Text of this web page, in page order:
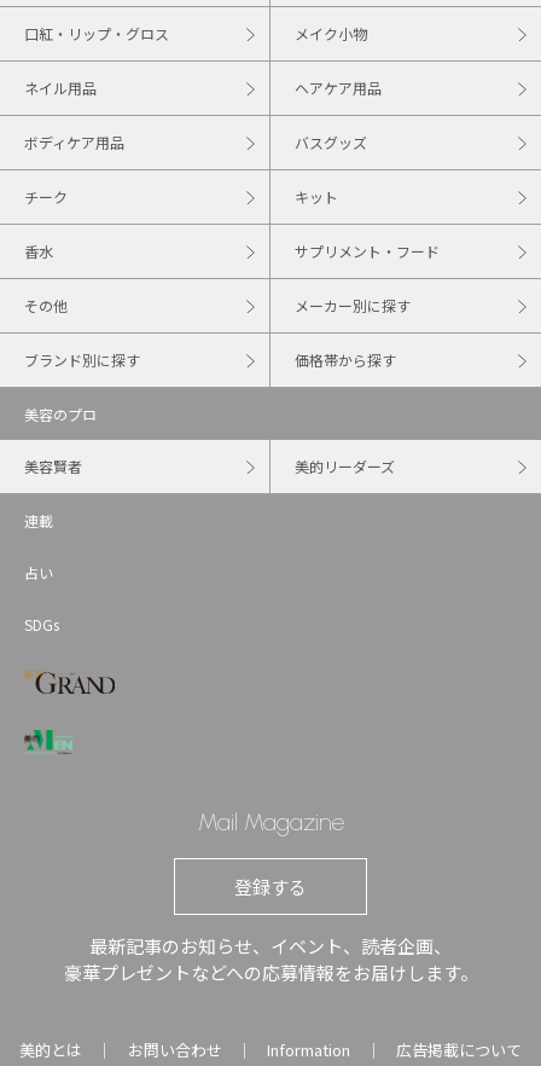
口紅・リップ・グロス メイク小物
ネイル用品 ヘアケア用品
ボディケア用品 バスグッズ
チーク キット
香水 サプリメント・フード
その他 メーカー別に探す
ブランド別に探す 価格帯から探す
美容のプロ
美容賢者 美的リーダーズ
連載
占い
SDGs
Mail Magazine
登録する
最新記事のお知らせ、イベント、読者企画、
豪華プレゼントなどへの応募情報をお届けします。
美的とは ｜ お問い合わせ ｜ Information ｜ 広告掲載について